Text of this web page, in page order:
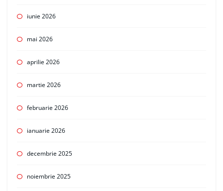
iunie 2026
mai 2026
aprilie 2026
martie 2026
februarie 2026
ianuarie 2026
decembrie 2025
noiembrie 2025